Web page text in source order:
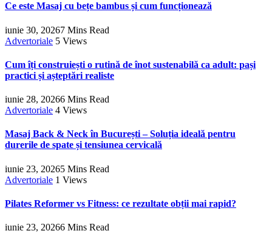
Ce este Masaj cu bețe bambus și cum funcționează
iunie 30, 20267 Mins Read
Advertoriale 5 Views
Cum îți construiești o rutină de înot sustenabilă ca adult: pași
practici și așteptări realiste
iunie 28, 20266 Mins Read
Advertoriale 4 Views
Masaj Back & Neck în București – Soluția ideală pentru
durerile de spate și tensiunea cervicală
iunie 23, 20265 Mins Read
Advertoriale 1 Views
Pilates Reformer vs Fitness: ce rezultate obții mai rapid?
iunie 23, 20266 Mins Read